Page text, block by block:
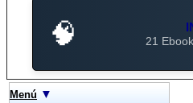
🧠
21
Menú ▼